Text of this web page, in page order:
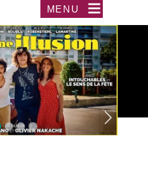
MENU